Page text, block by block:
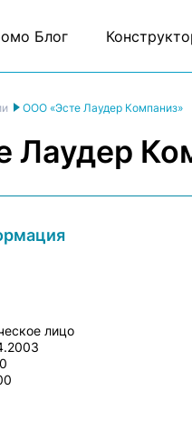
Блог
ООО «Эсте Лаудер Компаниз»
Лаудер
лицо